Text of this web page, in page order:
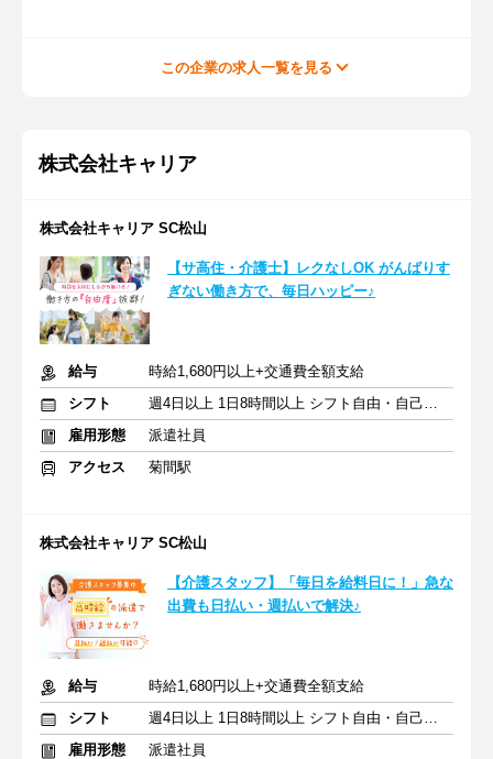
この企業の求人一覧を見る
株式会社キャリア
株式会社キャリア SC松山
【サ高住・介護士】レクなしOK がんばりす
ぎない働き方で、毎日ハッピー♪
給与
時給1,680円以上+交通費全額支給
シフト
週4日以上 1日8時間以上 シフト自由・自己申告
雇用形態
派遣社員
アクセス
菊間駅
株式会社キャリア SC松山
【介護スタッフ】「毎日を給料日に！」急な
出費も日払い・週払いで解決♪
給与
時給1,680円以上+交通費全額支給
シフト
週4日以上 1日8時間以上 シフト自由・自己申告
雇用形態
派遣社員